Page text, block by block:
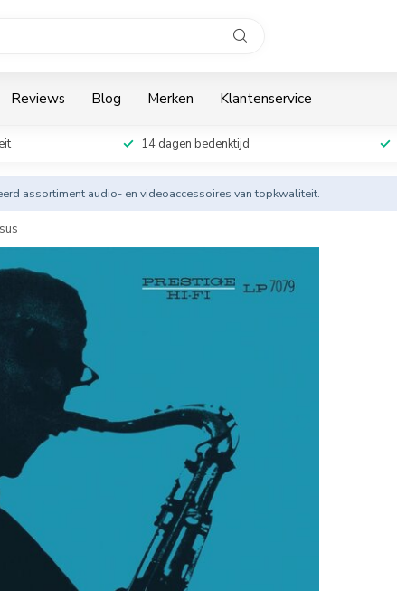
Reviews Blog Merken Klantenservice
14 dagen bedenktijd
assortiment audio- en videoaccessoires van topkwaliteit.